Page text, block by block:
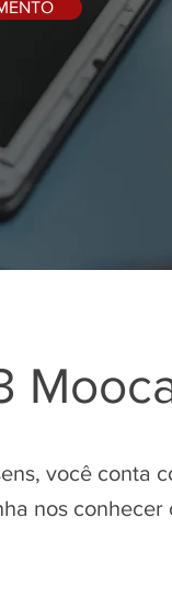
você conta
nos